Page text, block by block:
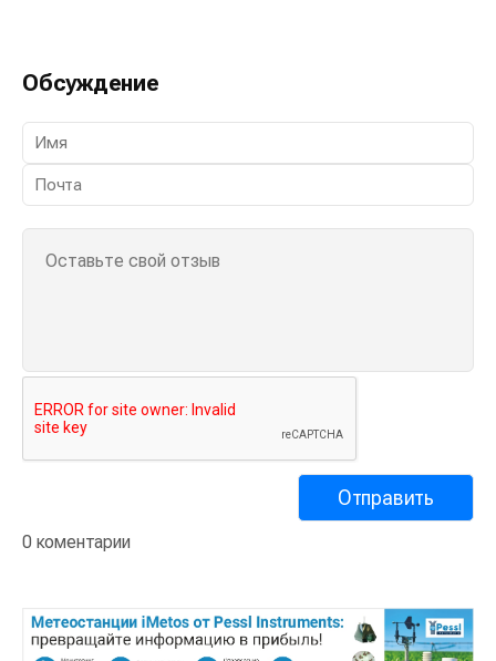
Обсуждение
0 коментарии